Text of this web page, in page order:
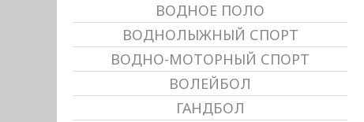
ВОДНОЕ ПОЛО
ВОДНОЛЫЖНЫЙ СПОРТ
ВОДНО-МОТОРНЫЙ СПОРТ
ВОЛЕЙБОЛ
ГАНДБОЛ